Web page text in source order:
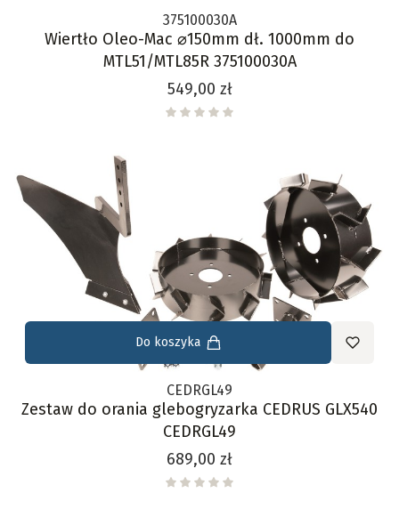
375100030A
Wiertło Oleo-Mac ⌀150mm dł. 1000mm do
MTL51/MTL85R 375100030A
Cena
549,00 zł
Do koszyka
CEDRGL49
Zestaw do orania glebogryzarka CEDRUS GLX540
CEDRGL49
Cena
689,00 zł